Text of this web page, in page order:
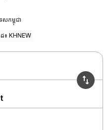
សកម្ពុជា
៖ KHNEW